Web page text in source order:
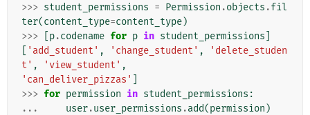
>>> student_permissions = Permission .objects .fil
ter(content_type=content_type)
>>>
p.codename for p in student_permissions
'add_student' , 'change_student' ,
'delete_studen
t' , 'view_student' ,
'can_deliver_pizzas'
>>> for permission in student_permissions :
...
user.user_permissions .add(permission )